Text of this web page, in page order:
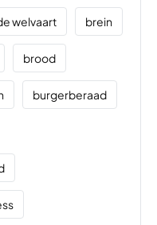
welvaart brein
brood
burgerberaad